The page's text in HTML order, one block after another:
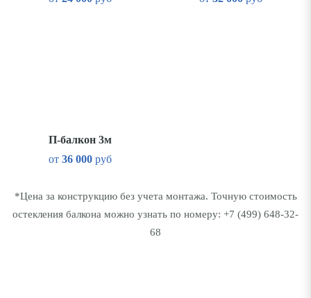
П-балкон 3м
от 36 000руб
*Цена за конструкцию без учета монтажа. Точную стоимость
остекления балкона можно узнать по номеру: +7 (499) 648-32-
68